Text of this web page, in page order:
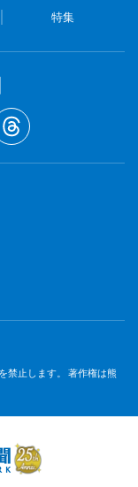
特集
禁止します。 著作権は熊